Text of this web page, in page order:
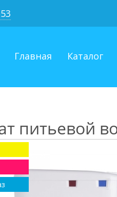
Главная Каталог
питьевой